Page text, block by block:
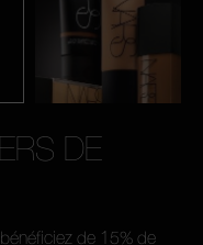
DE
de 15% de